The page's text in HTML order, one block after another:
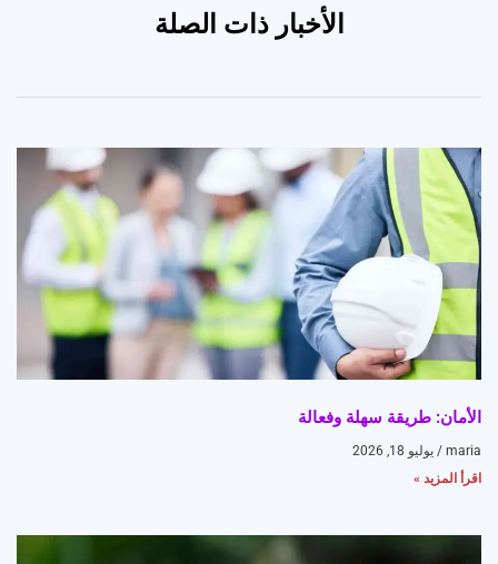
الأخبار ذات الصلة
الأمان: طريقة سهلة وفعالة
maria
يوليو 18, 2026
اقرأ المزيد »